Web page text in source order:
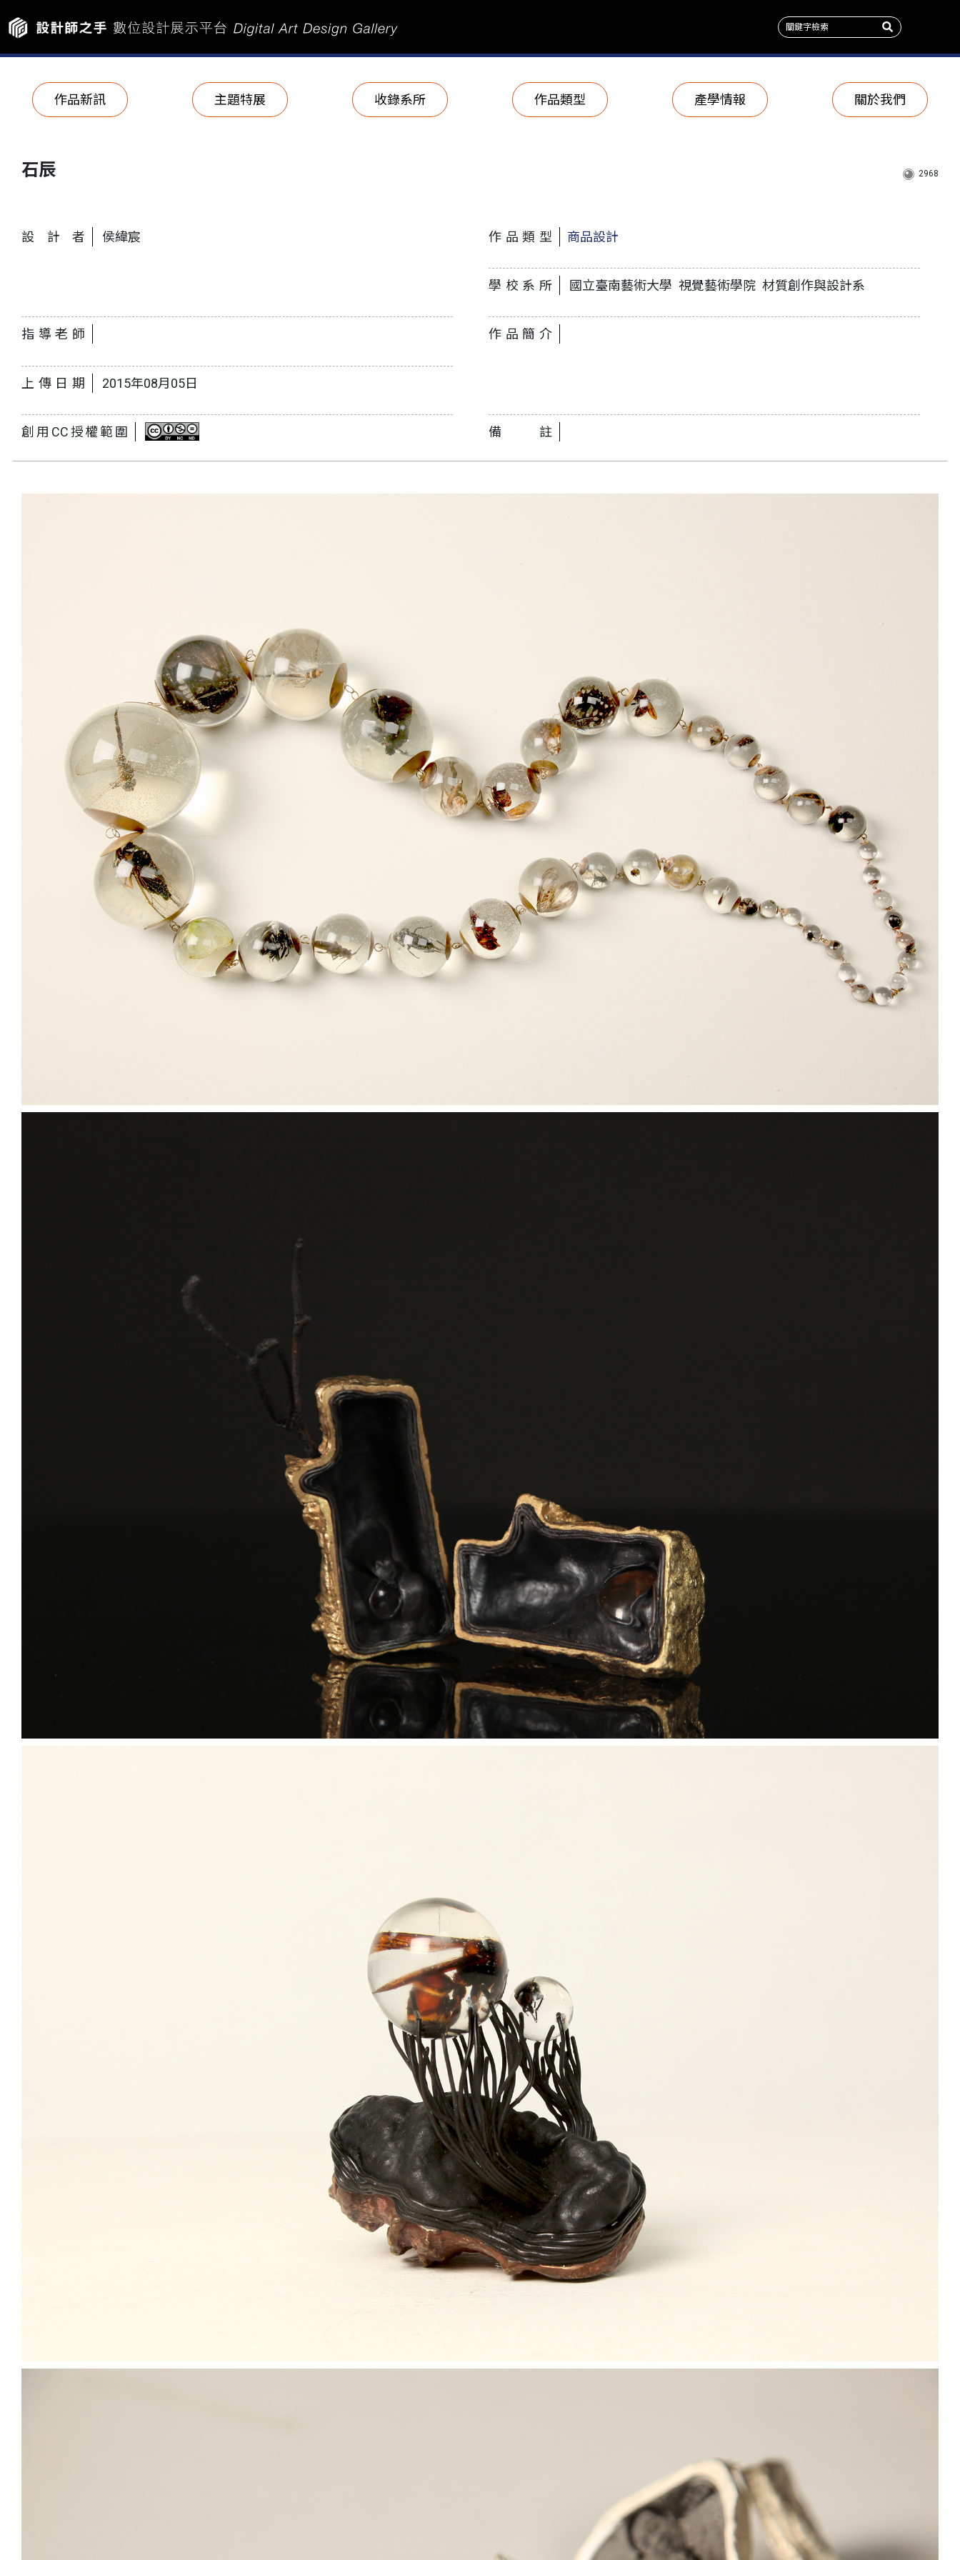
作品新訊 主題特展 收錄系所 作品類型 產學情報 關於我們
石辰 2968
設計者 侯緯宸 作品類型 商品設計
學校系所 國立臺南藝術大學 視覺藝術學院 材質創作與設計系
指導老師 作品簡介
備註
上傳日期 2015年08月05日
創用CC授權範圍